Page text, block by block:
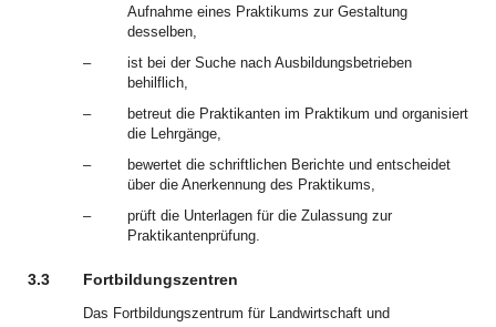
Aufnahme eines Praktikums zur Gestaltung
desselben,
–
ist bei der Suche nach Ausbildungsbetrieben
behilflich,
–
betreut die Praktikanten im Praktikum und organisiert
die Lehrgänge,
–
bewertet die schriftlichen Berichte und entscheidet
über die Anerkennung des Praktikums,
–
prüft die Unterlagen für die Zulassung zur
Praktikantenprüfung.
3.3 Fortbildungszentren
Das Fortbildungszentrum für Landwirtschaft und